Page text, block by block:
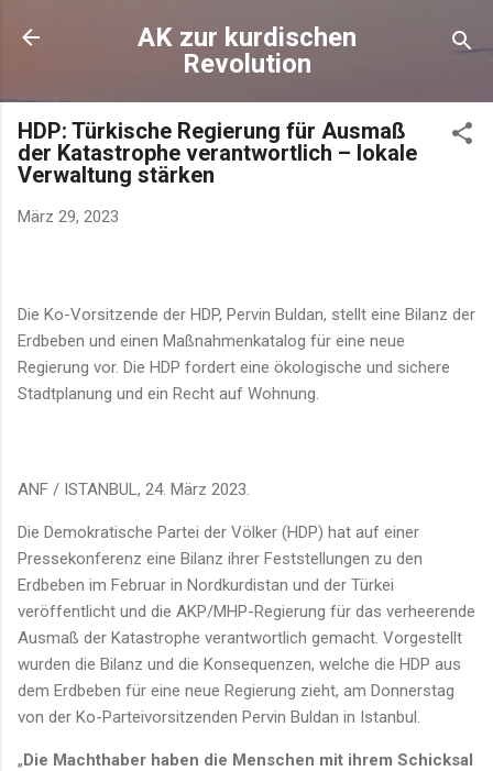
Direkt zum Hauptbereich
AK zur kurdischen
Revolution
HDP: Türkische Regierung für Ausmaß
der Katastrophe verantwortlich – lokale
Verwaltung stärken
März 29, 2023
Die Ko-Vorsitzende der HDP, Pervin Buldan, stellt eine Bilanz der
Erdbeben und einen Maßnahmenkatalog für eine neue
Regierung vor. Die HDP fordert eine ökologische und sichere
Stadtplanung und ein Recht auf Wohnung.
ANF / ISTANBUL, 24. März 2023.
Die Demokratische Partei der Völker (HDP) hat auf einer
Pressekonferenz eine Bilanz ihrer Feststellungen zu den
Erdbeben im Februar in Nordkurdistan und der Türkei
veröffentlicht und die AKP/MHP-Regierung für das verheerende
Ausmaß der Katastrophe verantwortlich gemacht. Vorgestellt
wurden die Bilanz und die Konsequenzen, welche die HDP aus
dem Erdbeben für eine neue Regierung zieht, am Donnerstag
von der Ko-Parteivorsitzenden Pervin Buldan in Istanbul.
„Die Machthaber haben die Menschen mit ihrem Schicksal